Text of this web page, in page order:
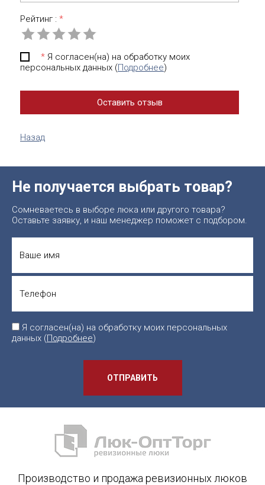
Рейтинг : *
* Я согласен(на) на обработку моих
персональных данных (Подробнее)
Назад
Не получается выбрать товар?
Сомневаетесь в выборе люка или другого товара?
Оставьте заявку, и наш менеджер поможет с подбором.
Я согласен(на) на обработку моих персональных
данных (Подробнее)
ОТПРАВИТЬ
Производство и продажа ревизионных люков